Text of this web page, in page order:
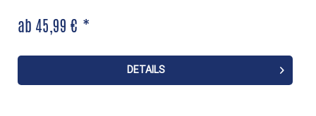
ab 45,99 € *
DETAILS